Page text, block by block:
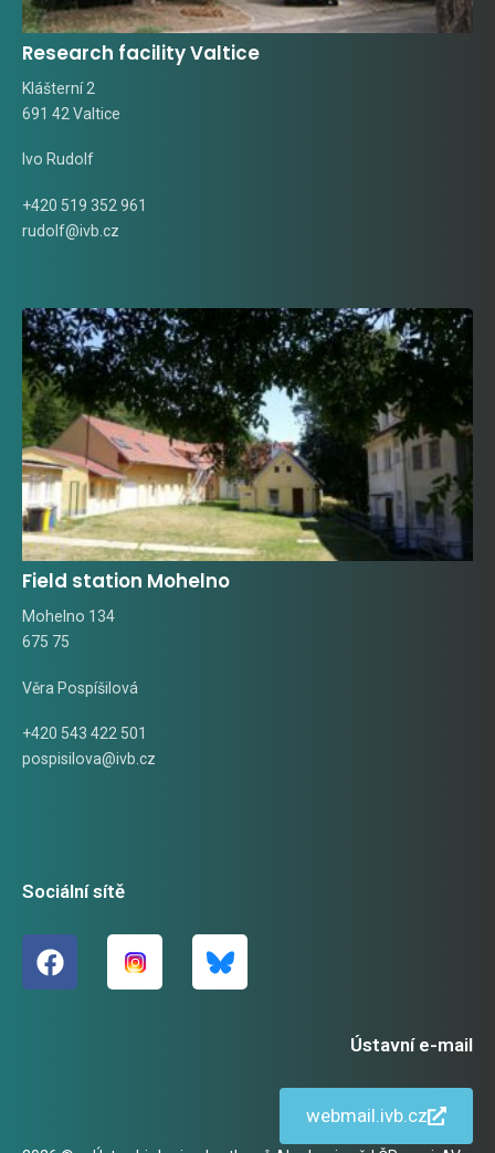
Research facility Valtice
Klášterní 2
691 42 Valtice
Ivo Rudolf
+420 519 352 961
rudolf@ivb.cz
Field station Mohelno
Mohelno 134
675 75
Věra Pospíšilová
+420 543 422 501
pospisilova@ivb.cz
Sociální sítě
Ústavní e-mail
webmail.ivb.cz